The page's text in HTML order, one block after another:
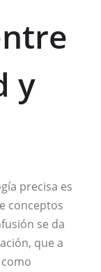
y
precisa es
conceptos
se da
que a